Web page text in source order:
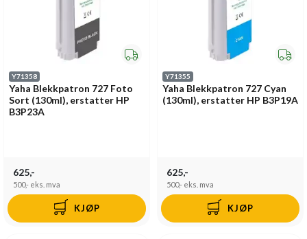
Y71358
Yaha Blekkpatron 727 Foto
Sort (130ml), erstatter HP
B3P23A
625,-
500,- eks. mva
KJØP
Y71355
Yaha Blekkpatron 727 Cyan
(130ml), erstatter HP B3P19A
625,-
500,- eks. mva
KJØP